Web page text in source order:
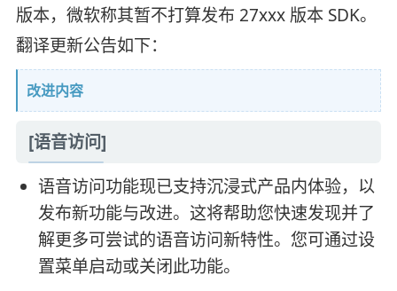
版本，微软称其暂不打算发布 27xxx 版本 SDK。
翻译更新公告如下：
改进内容
[语音访问]
语音访问功能现已支持沉浸式产品内体验，以
发布新功能与改进。这将帮助您快速发现并了
解更多可尝试的语音访问新特性。您可通过设
置菜单启动或关闭此功能。